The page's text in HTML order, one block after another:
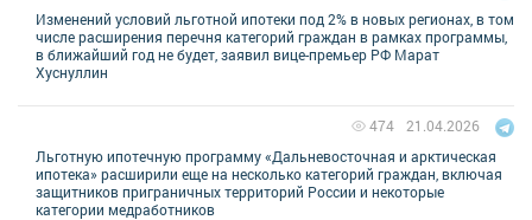
Изменений условий льготной ипотеки под 2% в новых регионах, в том
числе расширения перечня категорий граждан в рамках программы,
в ближайший год не будет, заявил вице-премьер РФ Марат
Хуснуллин
Льготную ипотечную программу «Дальневосточная и арктическая
ипотека» расширили еще на несколько категорий граждан, включая
защитников приграничных территорий России и некоторые
категории медработников
21.04.2026
474